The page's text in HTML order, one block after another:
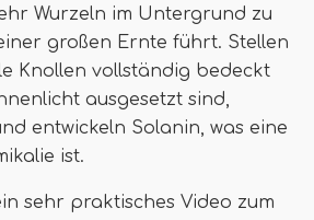
Wurzeln im Untergrund zu
großen Ernte führt. Stellen
Knollen vollständig bedeckt
ausgesetzt sind,
entwickeln Solanin, was eine
ist.
sehr praktisches Video zum